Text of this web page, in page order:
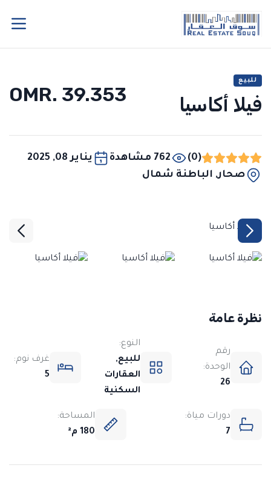
للبيع
فيلا أكاسيا OMR. 39.353
(0) 762 مشاهدة
يناير 08, 2025
صحار, الباطنة شمال
نظرة عامة
رقم
الوحدة:
26
النوع:
للبيع,
العقارات
السكنية
غرف نوم:
5
دورات مياة:
7
المساحة:
180 م²